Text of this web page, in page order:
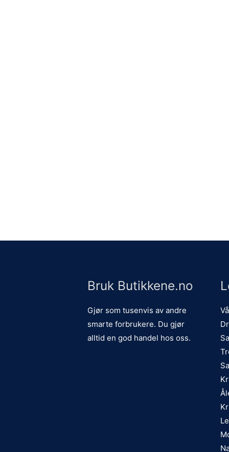
Bruk Butikkene.no
Gjør som tusenvis av andre
smarte forbrukere. Du gjør
alltid en god handel hos oss.